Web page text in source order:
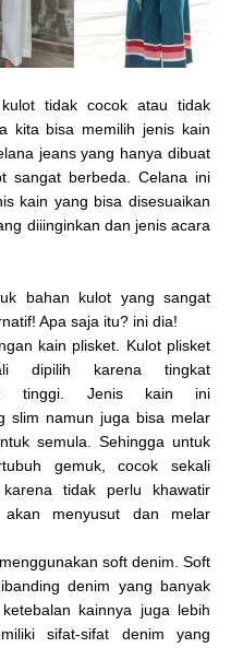
tidak cocok atau tidak
kita bisa memilih jenis kain
jeans yang hanya dibuat
sangat berbeda. Celana ini
kain yang bisa disesuaikan
diiinginkan dan jenis acara
bahan kulot yang sangat
Apa saja itu? ini dia!
kain plisket. Kulot plisket
dipilih karena tingkat
tinggi. Jenis kain ini
slim namun juga bisa melar
semula. Sehingga untuk
gemuk, cocok sekali
tidak perlu khawatir
menyusut dan melar
soft denim. Soft
denim yang banyak
kainnya juga lebih
sifat-sifat denim yang